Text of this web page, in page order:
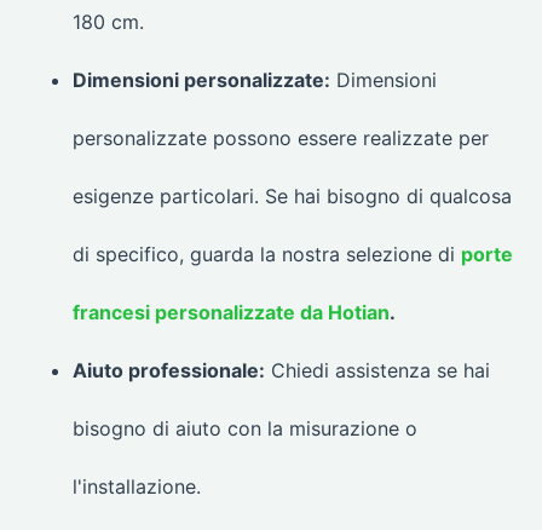
180 cm.
Dimensioni personalizzate: Dimensioni
personalizzate possono essere realizzate per
esigenze particolari. Se hai bisogno di qualcosa
di specifico, guarda la nostra selezione di porte
francesi personalizzate da Hotian.
Aiuto professionale: Chiedi assistenza se hai
bisogno di aiuto con la misurazione o
l'installazione.